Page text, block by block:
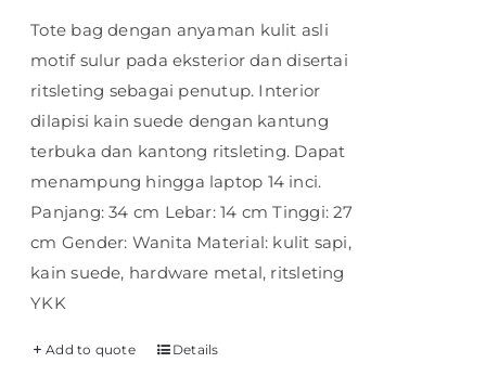
Tote bag dengan anyaman kulit asli
motif sulur pada eksterior dan disertai
ritsleting sebagai penutup. Interior
dilapisi kain suede dengan kantung
terbuka dan kantong ritsleting. Dapat
menampung hingga laptop 14 inci.
Panjang: 34 cm Lebar: 14 cm Tinggi: 27
cm Gender: Wanita Material: kulit sapi,
kain suede, hardware metal, ritsleting
YKK
Add to quote Details